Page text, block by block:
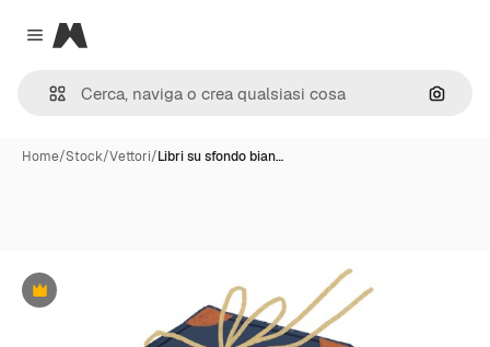
Close menu
Magnific
Cerca
Home/Stock/Vettori/Libri su sfondo bian…
Premium